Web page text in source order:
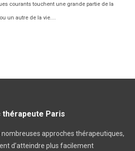
courants touchent une grande partie de la
un autre de la vie....
thérapeute Paris
nombreuses approches thérapeutiques,
d’atteindre plus facilement